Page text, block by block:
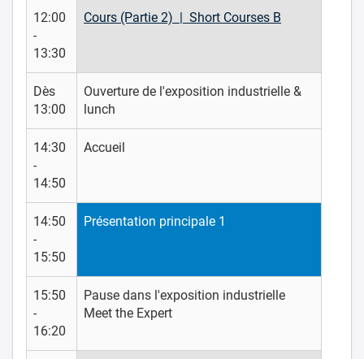
12:00
-
13:30
Cours (Partie 2) | Short Courses B
Dès
13:00
Ouverture de l'exposition industrielle &
lunch
14:30
-
14:50
Accueil
14:50
-
15:50
Présentation principale 1
15:50
-
16:20
Pause dans l'exposition industrielle
Meet the Expert